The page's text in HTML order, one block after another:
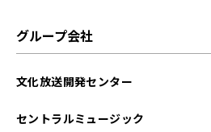
2025年06月
グループ会社
文化放送開発センター
セントラルミュージック